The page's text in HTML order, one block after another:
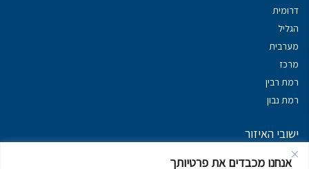
אנחנו מכבדים את פרטיותך
דרומית
הגליל
מערבית
מרכז
רמת רבין
רמת נבון
ישובי האיזור
נכסים במשגב